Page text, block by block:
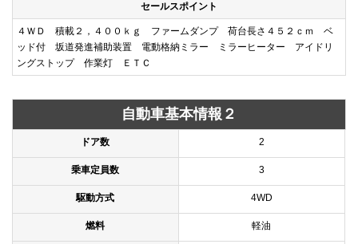
セールスポイント
４ＷＤ 積載２，４００ｋｇ ファームダンプ 荷台長さ４５２ｃｍ ベ
ッド付 坂道発進補助装置 電動格納ミラー ミラーヒーター アイドリ
ングストップ 作業灯 ＥＴＣ
自動車基本情報２
ドア数 2
乗車定員数 3
駆動方式 4WD
燃料 軽油